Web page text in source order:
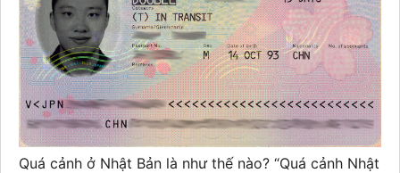
Quá cảnh ở Nhật Bản là như thế nào? “Quá cảnh Nhật